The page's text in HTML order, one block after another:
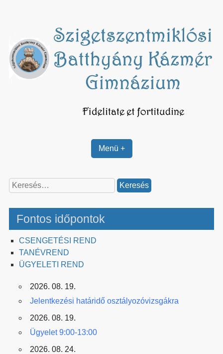
Menü +
Keresés:
Fontos időpontok
CSENGETÉSI REND
TANÉVREND
ÜGYELETI REND
2026. 08. 19.
Jelentkezési határidő osztályozóvizsgákra
2026. 08. 19.
Ügyelet 9:00-13:00
2026. 08. 24.